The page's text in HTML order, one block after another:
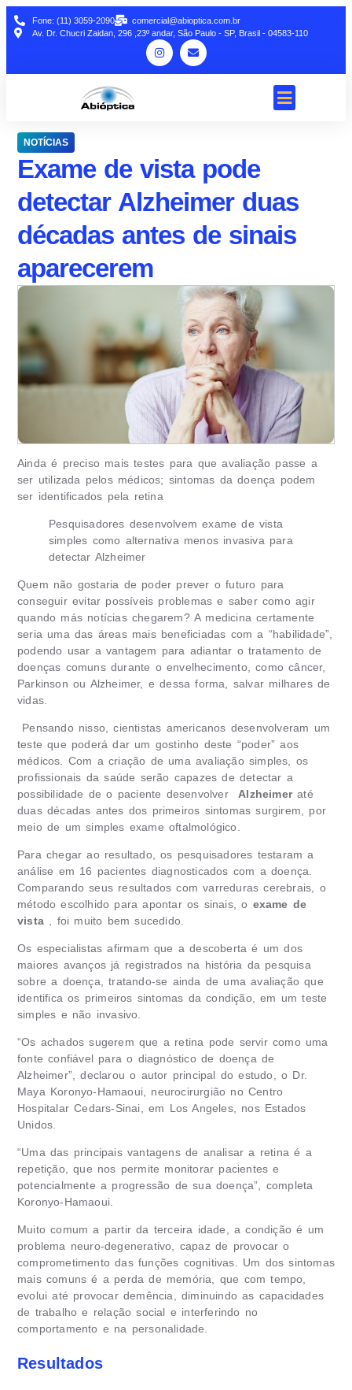
Fone: (11) 3059-2090
comercial@abioptica.com.br
Av. Dr. Chucri Zaidan, 296 ,23º andar, São Paulo - SP, Brasil - 04583-110
NOTÍCIAS
Exame de vista pode
detectar Alzheimer duas
décadas antes de sinais
aparecerem
Ainda é preciso mais testes para que avaliação passe a
ser utilizada pelos médicos; sintomas da doença podem
ser identificados pela retina
Pesquisadores desenvolvem exame de vista
simples como alternativa menos invasiva para
detectar Alzheimer
Quem não gostaria de poder prever o futuro para
conseguir evitar possíveis problemas e saber como agir
quando más notícias chegarem? A medicina certamente
seria uma das áreas mais beneficiadas com a “habilidade”,
podendo usar a vantagem para adiantar o tratamento de
doenças comuns durante o envelhecimento, como câncer,
Parkinson ou Alzheimer, e dessa forma, salvar milhares de
vidas.
Pensando nisso, cientistas americanos desenvolveram um
teste que poderá dar um gostinho deste “poder” aos
médicos. Com a criação de uma avaliação simples, os
profissionais da saúde serão capazes de detectar a
possibilidade de o paciente desenvolver Alzheimeraté
duas décadas antes dos primeiros sintomas surgirem, por
meio de um simples exame oftalmológico.
Para chegar ao resultado, os pesquisadores testaram a
análise em 16 pacientes diagnosticados com a doença.
Comparando seus resultados com varreduras cerebrais, o
método escolhido para apontar os sinais, o exame de
vista , foi muito bem sucedido.
Os especialistas afirmam que a descoberta é um dos
maiores avanços já registrados na história da pesquisa
sobre a doença, tratando-se ainda de uma avaliação que
identifica os primeiros sintomas da condição, em um teste
simples e não invasivo.
“Os achados sugerem que a retina pode servir como uma
fonte confiável para o diagnóstico de doença de
Alzheimer”, declarou o autor principal do estudo, o Dr.
Maya Koronyo-Hamaoui, neurocirurgião no Centro
Hospitalar Cedars-Sinai, em Los Angeles, nos Estados
Unidos.
“Uma das principais vantagens de analisar a retina é a
repetição, que nos permite monitorar pacientes e
potencialmente a progressão de sua doença”, completa
Koronyo-Hamaoui.
Muito comum a partir da terceira idade, a condição é um
problema neuro-degenerativo, capaz de provocar o
comprometimento das funções cognitivas. Um dos sintomas
mais comuns é a perda de memória, que com tempo,
evolui até provocar demência, diminuindo as capacidades
de trabalho e relação social e interferindo no
comportamento e na personalidade.
Resultados